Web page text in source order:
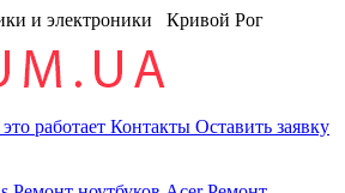
и электроники Кривой Рог
работает Контакты Оставить заявку